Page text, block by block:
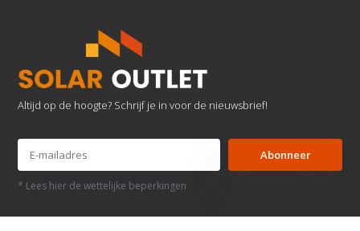
Altijd op de hoogte? Schrijf je in voor de nieuwsbrief!
Abonneer
* Lees hier de wettelijke beperkingen